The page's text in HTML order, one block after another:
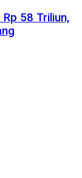
58 Triliun,